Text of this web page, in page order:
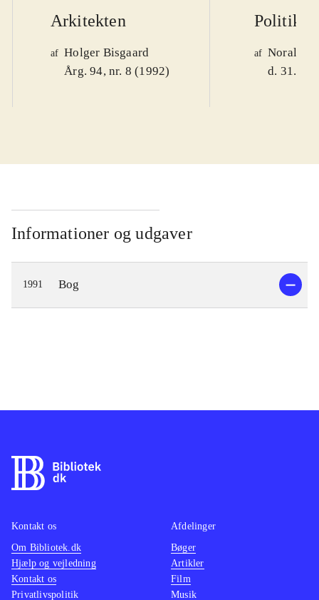
Arkitekten
af Holger Bisgaard
Årg. 94, nr. 8 (1992)
Politiken
af Noralv
d. 31.
Informationer og udgaver
1991 Bog
Kontakt os
Om Bibliotek.dk
Hjælp og vejledning
Kontakt os
Privatlivspolitik
Afdelinger
Bøger
Artikler
Film
Musik